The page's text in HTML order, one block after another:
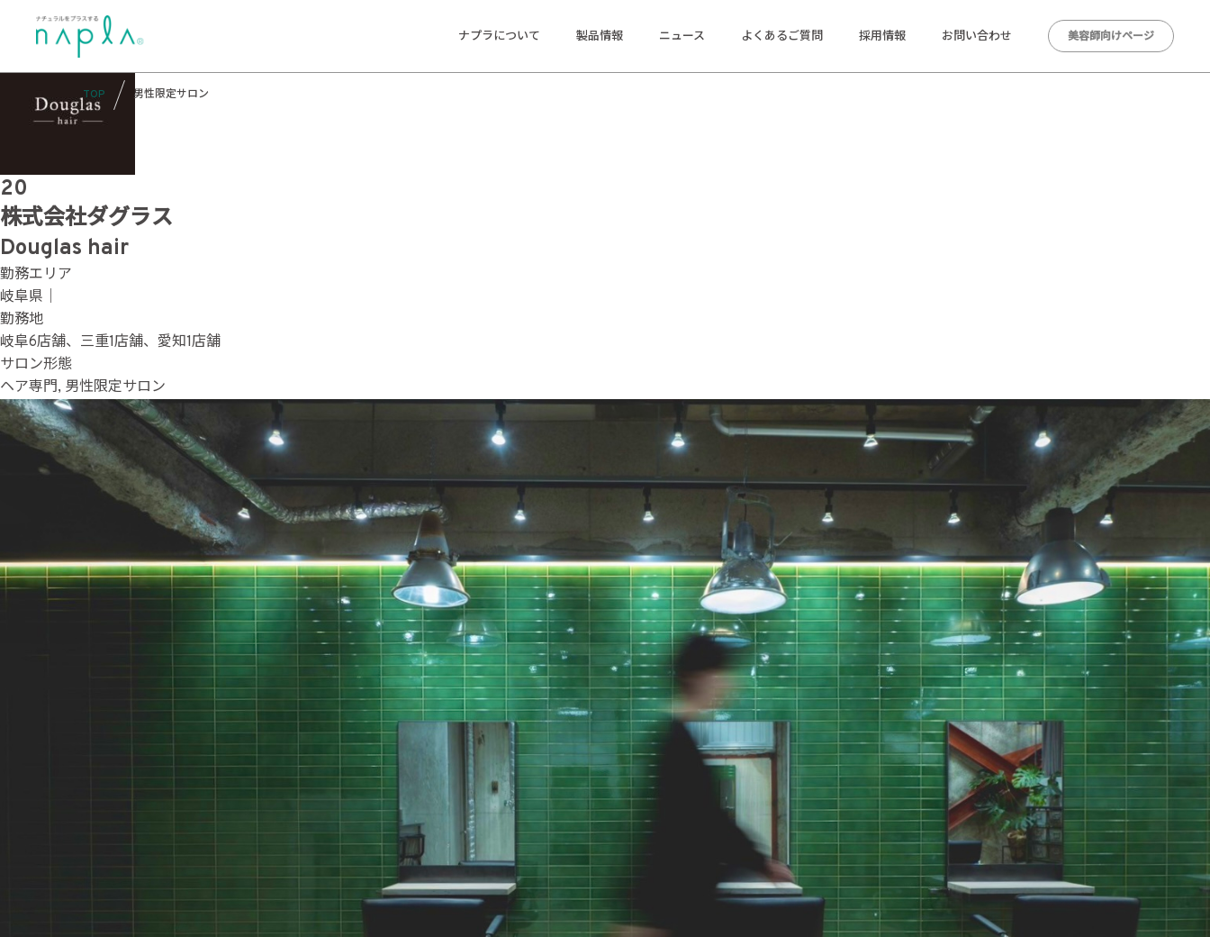
ナプラについて 製品情報 ニュース よくあるご質問 採用情報 お問い合わせ 美容師向けページ
サロン形態:
20
株式会社ダグラス
Douglas hair
勤務エリア
岐阜県｜
勤務地
岐阜6店舗、三重1店舗、愛知1店舗
サロン形態
ヘア専門, 男性限定サロン
TOP 男性限定サロン